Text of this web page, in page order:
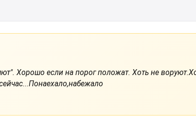
Хорошо если на порог положат. Хоть не